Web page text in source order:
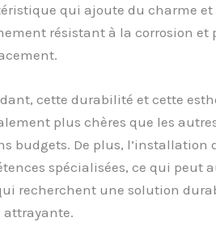
qui ajoute du charme
résistant à la corrosion et
cette durabilité et cette
plus chères que les
budgets. De plus, l’installation
spécialisées, ce qui peut
recherchent une solution
attrayante.